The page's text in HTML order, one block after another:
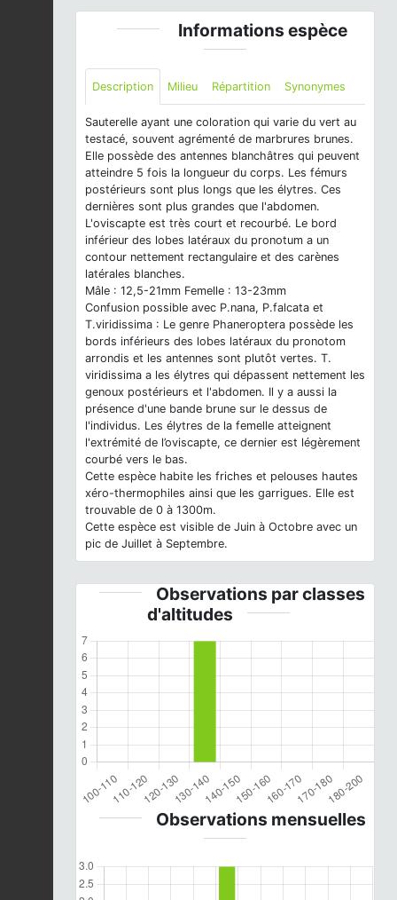
Informations espèce
Description Milieu Répartition Synonymes
Sauterelle ayant une coloration qui varie du vert au
testacé, souvent agrémenté de marbrures brunes.
Elle possède des antennes blanchâtres qui peuvent
atteindre 5 fois la longueur du corps. Les fémurs
postérieurs sont plus longs que les élytres. Ces
dernières sont plus grandes que l'abdomen.
L'oviscapte est très court et recourbé. Le bord
inférieur des lobes latéraux du pronotum a un
contour nettement rectangulaire et des carènes
latérales blanches.
Mâle : 12,5-21mm Femelle : 13-23mm
Confusion possible avec P.nana, P.falcata et
T.viridissima : Le genre Phaneroptera possède les
bords inférieurs des lobes latéraux du pronotom
arrondis et les antennes sont plutôt vertes. T.
viridissima a les élytres qui dépassent nettement les
genoux postérieurs et l'abdomen. Il y a aussi la
présence d'une bande brune sur le dessus de
l'individus. Les élytres de la femelle atteignent
l'extrémité de l’oviscapte, ce dernier est légèrement
courbé vers le bas.
Cette espèce habite les friches et pelouses hautes
xéro-thermophiles ainsi que les garrigues. Elle est
trouvable de 0 à 1300m.
Cette espèce est visible de Juin à Octobre avec un
pic de Juillet à Septembre.
Observations par classes
d'altitudes
Observations mensuelles